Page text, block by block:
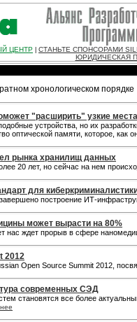
ЦЕНТР СТАНЬТЕ СПОНСОРАМИ
ЮРИДИЧЕСКАЯ
хронологическом порядке
"расширить" узкие
устройства, но их
оптической памяти, которое,
рынка хранилищ данных
20 лет, но сейчас на нем
для
построение ИТ-
может вырасти на 80%
нас ждет прорыв в сфере
2012
Open Source Summit 2012,
современных СЭД
становятся все более